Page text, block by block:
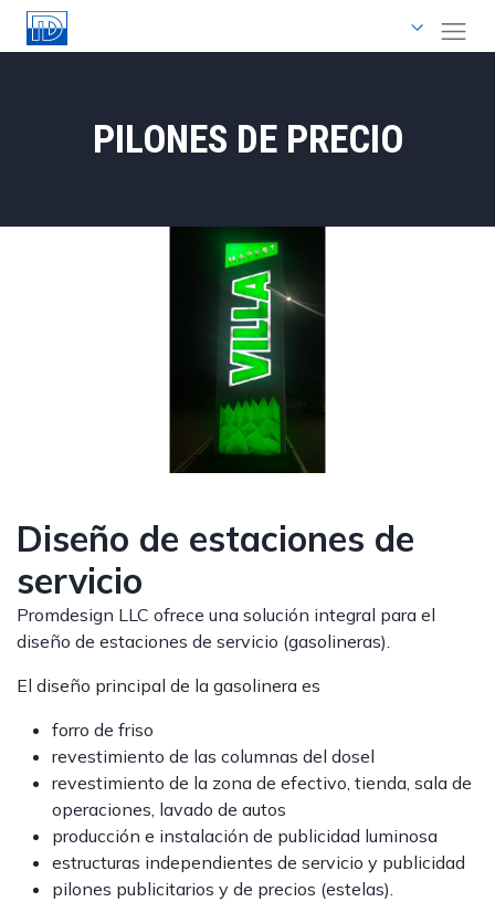
PILONES DE PRECIO
Diseño de estaciones de
servicio
Promdesign LLC ofrece una solución integral para el
diseño de estaciones de servicio (gasolineras).
El diseño principal de la gasolinera es
forro de friso
revestimiento de las columnas del dosel
revestimiento de la zona de efectivo, tienda, sala de
operaciones, lavado de autos
producción e instalación de publicidad luminosa
estructuras independientes de servicio y publicidad
pilones publicitarios y de precios (estelas).